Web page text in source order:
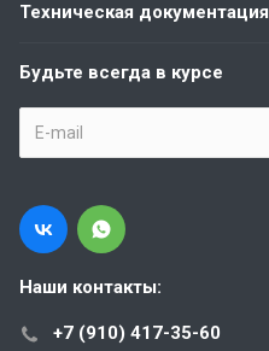
Техническая документация
Будьте всегда в курсе
Наши контакты:
+7 (910) 417-35-60